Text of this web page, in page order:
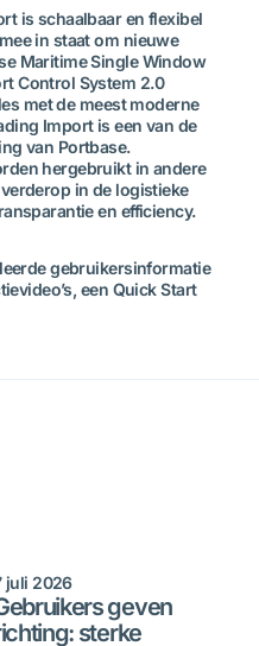
is schaalbaar en flexibel
in staat om nieuwe
Maritime Single Window
Control System 2.0
met de meest moderne
Import is een van de
van Portbase.
hergebruikt in andere
in de logistieke
en efficiency.
gebruikersinformatie
een Quick Start
juli 2026
geven
sterke